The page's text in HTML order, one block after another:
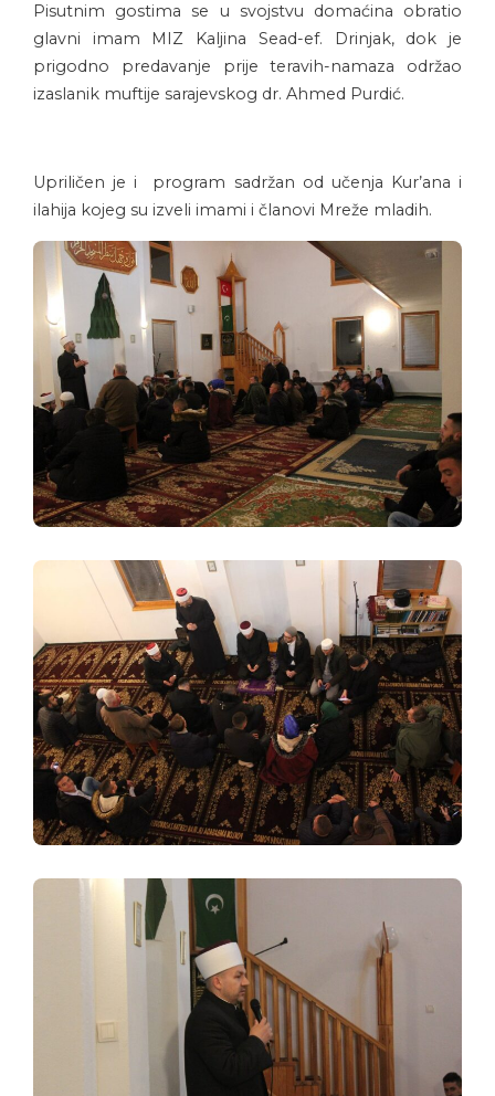
Pisutnim gostima se u svojstvu domaćina obratio
glavni imam MIZ Kaljina Sead-ef. Drinjak, dok je
prigodno predavanje prije teravih-namaza održao
izaslanik muftije sarajevskog dr. Ahmed Purdić.
Upriličen je i program sadržan od učenja Kur’ana i
ilahija kojeg su izveli imami i članovi Mreže mladih.